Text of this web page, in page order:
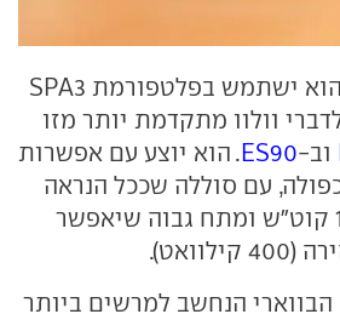
הוא ישתמש בפלטפורמת SPA3
וולוו מתקדמת יותר מזו
וב-ES90. הוא יוצע עם אפשרות
עם סוללה שככל הנראה
תהיה גדולה מ-100 קוט"ש ומתח גבוה שיאפשר
הנחשב למרשים ביותר